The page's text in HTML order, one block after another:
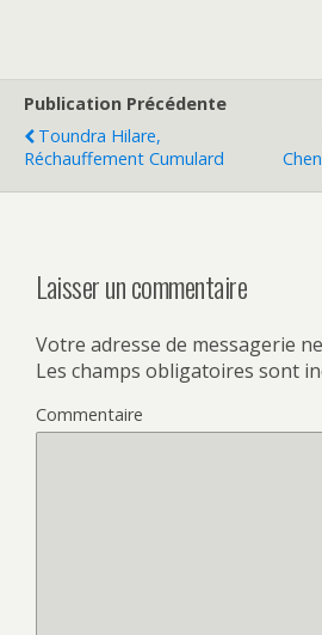
Publication Précédente
Toundra Hilare,
Réchauffement Cumulard
Laisser un commentaire
Votre adresse de messagerie
Les champs obligatoires sont
Commentaire